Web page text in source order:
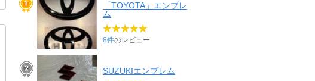
「TOYOTA」エンブレ
ム
8件のレビュー
SUZUKIエンブレム